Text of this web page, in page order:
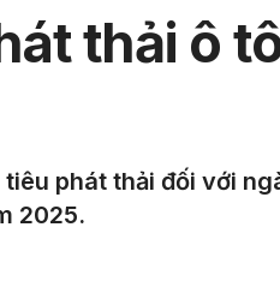
thải ô
phát thải đối với
2025.